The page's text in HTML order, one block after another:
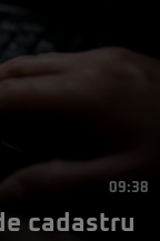
09:38
cadastru